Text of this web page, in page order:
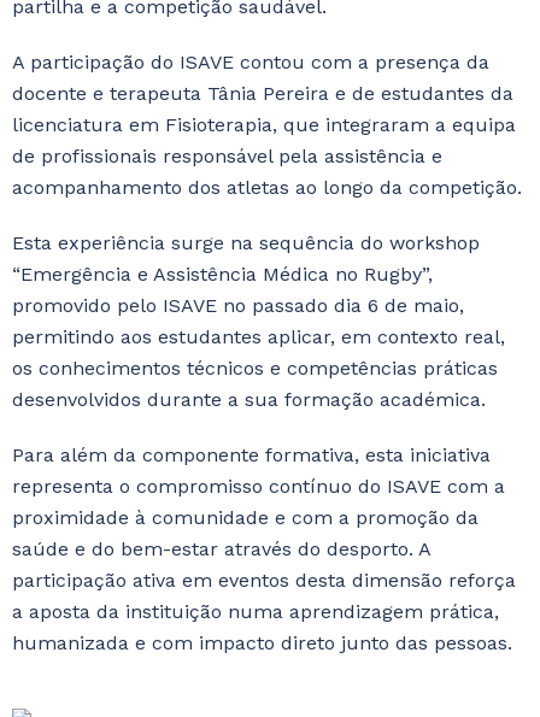
partilha e a competição saudável.
A participação do ISAVE contou com a presença da
docente e terapeuta Tânia Pereira e de estudantes da
licenciatura em Fisioterapia, que integraram a equipa
de profissionais responsável pela assistência e
acompanhamento dos atletas ao longo da competição.
Esta experiência surge na sequência do workshop
“Emergência e Assistência Médica no Rugby”,
promovido pelo ISAVE no passado dia 6 de maio,
permitindo aos estudantes aplicar, em contexto real,
os conhecimentos técnicos e competências práticas
desenvolvidos durante a sua formação académica.
Para além da componente formativa, esta iniciativa
representa o compromisso contínuo do ISAVE com a
proximidade à comunidade e com a promoção da
saúde e do bem-estar através do desporto. A
participação ativa em eventos desta dimensão reforça
a aposta da instituição numa aprendizagem prática,
humanizada e com impacto direto junto das pessoas.